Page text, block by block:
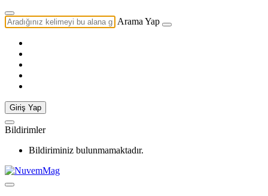
Arama Yap
Giriş Yap
Bildirimler
Bildiriminiz bulunmamaktadır.